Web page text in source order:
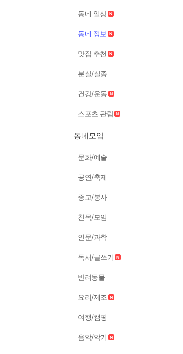
동네 일상
동네 정보
맛집 추천
분실/실종
건강/운동
스포츠 관람
동네모임
문화/예술
공연/축제
종교/봉사
친목/모임
인문/과학
독서/글쓰기
반려동물
요리/제조
여행/캠핑
음악/악기